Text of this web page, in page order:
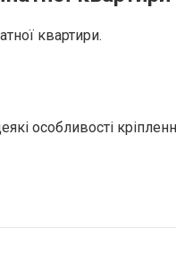
квартири.
особливості